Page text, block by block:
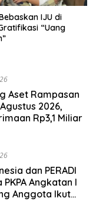
IJU di
“Uang
Aset Rampasan
2026,
Rp3,1 Miliar
dan PERADI
Angkatan I
Anggota Ikut